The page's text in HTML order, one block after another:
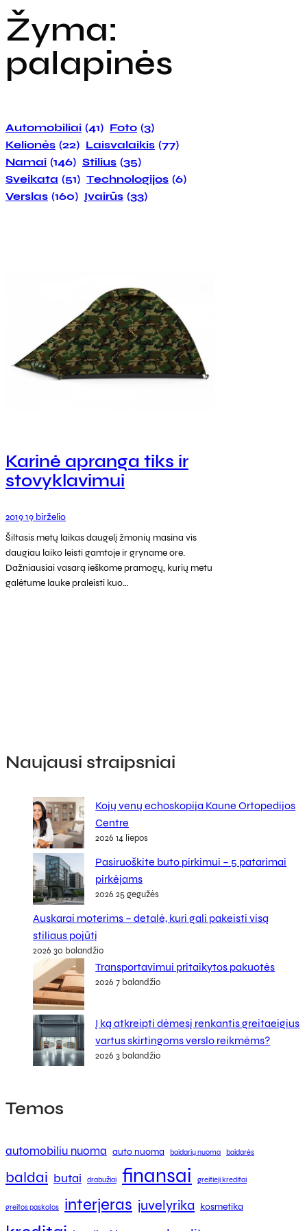
Žyma:
palapinės
Automobiliai (41) Foto (3)
Kelionės (22) Laisvalaikis (77)
Namai (146) Stilius (35)
Sveikata (51) Technologijos (6)
Verslas (160) Įvairūs (33)
Karinė apranga tiks ir
stovyklavimui
2019 19 birželio
Šiltasis metų laikas daugelį žmonių masina vis
daugiau laiko leisti gamtoje ir gryname ore.
Dažniausiai vasarą ieškome pramogų, kurių metu
galėtume lauke praleisti kuo…
Naujausi straipsniai
Kojų venų echoskopija Kaune Ortopedijos
Centre
2026 14 liepos
Pasiruoškite buto pirkimui – 5 patarimai
pirkėjams
2026 25 gegužės
Auskarai moterims – detalė, kuri gali pakeisti visą
stiliaus pojūtį
2026 30 balandžio
Transportavimui pritaikytos pakuotės
2026 7 balandžio
Į ką atkreipti dėmesį renkantis greitaeigius
vartus skirtingoms verslo reikmėms?
2026 3 balandžio
Temos
automobiliu nuoma auto nuoma baidarių nuoma baidarės
baldai butai drabužiai finansai greitieji kreditai
greitos paskolos interjeras juvelyrika kosmetika